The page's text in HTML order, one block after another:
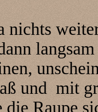
nichts
und mit
die Raupe